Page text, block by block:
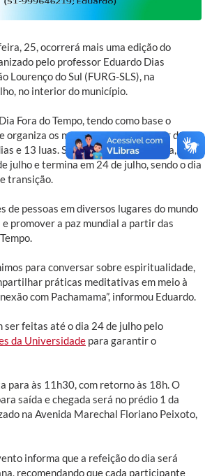
25, ocorrerá mais uma edição do
pelo professor Eduardo Dias
Lourenço do Sul (FURG-SLS), na
no interior do município.
Fora do Tempo, tendo como base o
organiza os meses e os anos a partir de um
e 13 luas. Segundo a tradição Maia, o
julho e termina em 24 de julho, sendo o dia
transição.
de pessoas em diversos lugares do mundo
promover a paz mundial a partir das
para conversar sobre espiritualidade,
práticas meditativas em meio à
com Pachamama”, informou Eduardo.
ser feitas até o dia 24 de julho pelo
da Universidade para garantir o
para às 11h30, com retorno às 18h. O
saída e chegada será no prédio 1 da
na Avenida Marechal Floriano Peixoto,
informa que a refeição do dia será
recomendando que cada participante